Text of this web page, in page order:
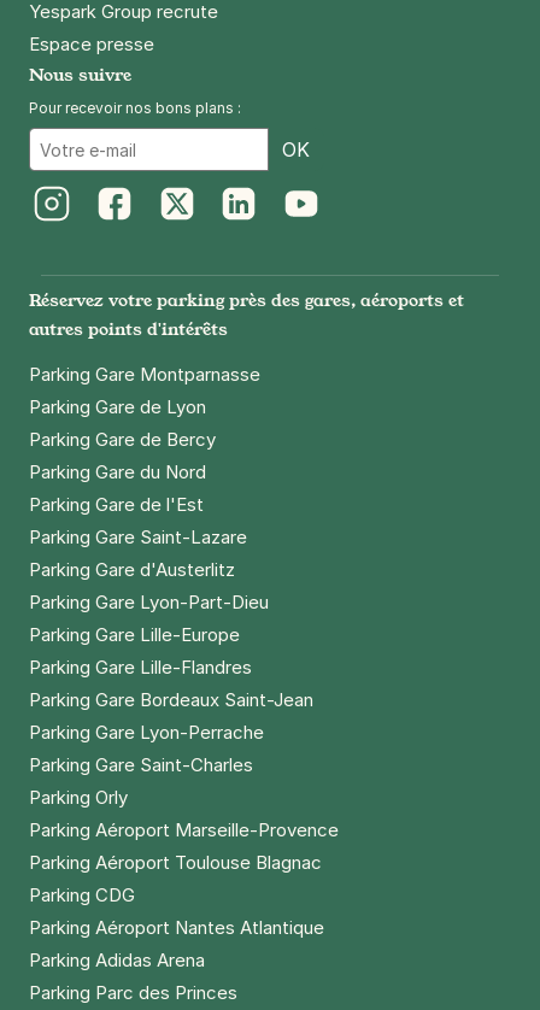
Yespark Group recrute
Espace presse
Nous suivre
Pour recevoir nos bons plans :
OK
Réservez votre parking près des gares, aéroports et
autres points d'intérêts
Parking Gare Montparnasse
Parking Gare de Lyon
Parking Gare de Bercy
Parking Gare du Nord
Parking Gare de l'Est
Parking Gare Saint-Lazare
Parking Gare d'Austerlitz
Parking Gare Lyon-Part-Dieu
Parking Gare Lille-Europe
Parking Gare Lille-Flandres
Parking Gare Bordeaux Saint-Jean
Parking Gare Lyon-Perrache
Parking Gare Saint-Charles
Parking Orly
Parking Aéroport Marseille-Provence
Parking Aéroport Toulouse Blagnac
Parking CDG
Parking Aéroport Nantes Atlantique
Parking Adidas Arena
Parking Parc des Princes